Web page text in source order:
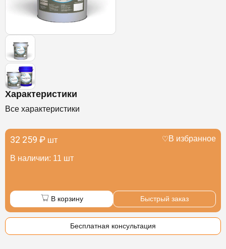
Характеристики
Все характеристики
32 259 ₽ шт
В наличии: 11 шт
В избранное
В корзину Быстрый заказ
Бесплатная консультация